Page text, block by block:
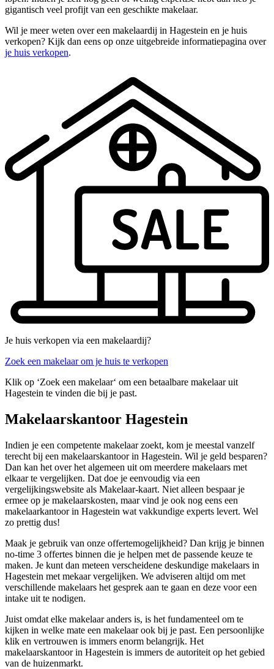
gigantisch veel profijt van een geschikte makelaar.
Wil je meer weten over een makelaardij in Hagestein en je huis
verkopen? Kijk dan eens op onze uitgebreide informatiepagina over
je huis verkopen.
Je huis verkopen via een makelaardij?
Zoek een makelaar om je huis te verkopen
Klik op ‘Zoek een makelaar‘ om een betaalbare makelaar uit
Hagestein te vinden die bij je past.
Makelaarskantoor Hagestein
Indien je een competente makelaar zoekt, kom je meestal vanzelf
terecht bij een makelaarskantoor in Hagestein. Wil je geld besparen?
Dan kan het over het algemeen uit om meerdere makelaars met
elkaar te vergelijken. Dat doe je eenvoudig via een
vergelijkingswebsite als Makelaar-kaart. Niet alleen bespaar je
ermee op je makelaarskosten, maar vind je ook nog eens een
makelaarkantoor in Hagestein wat vakkundige experts levert. Wel
zo prettig dus!
Maak je gebruik van onze offertemogelijkheid? Dan krijg je binnen
no-time 3 offertes binnen die je helpen met de passende keuze te
maken. Je kunt dan meteen verscheidene deskundige makelaars in
Hagestein met mekaar vergelijken. We adviseren altijd om met
verschillende makelaars het gesprek aan te gaan en deze voor een
intake uit te nodigen.
Juist omdat elke makelaar anders is, is het fundamenteel om te
kijken in welke mate een makelaar ook bij je past. Een persoonlijke
klik en vertrouwen is immers enorm belangrijk. Het
makelaarskantoor in Hagestein is immers de autoriteit op het gebied
van de huizenmarkt.